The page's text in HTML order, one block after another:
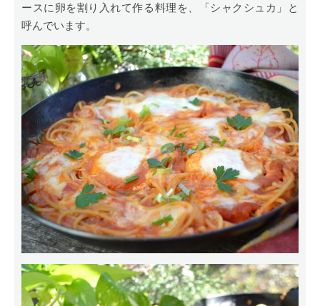
ースに卵を割り入れて作る料理を、「シャクシュカ」と
呼んでいます。